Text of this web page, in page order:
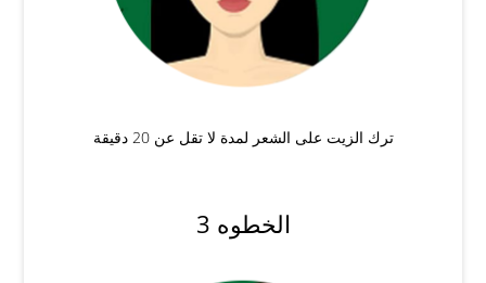
ترك الزيت على الشعر لمدة لا تقل عن 20 دقيقة
الخطوه 3